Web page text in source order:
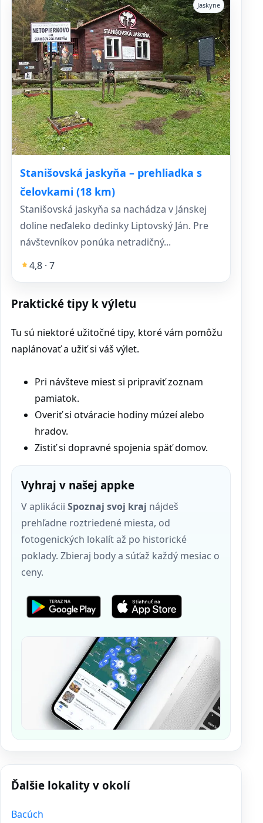
Stanišovská jaskyňa – prehliadka s
čelovkami (18 km)
Jaskyne
Stanišovská jaskyňa sa nachádza v Jánskej
doline neďaleko dedinky Liptovský Ján. Pre
návštevníkov ponúka netradičný...
4,8 · 7
Praktické tipy k výletu
Tu sú niektoré užitočné tipy, ktoré vám pomôžu
naplánovať a užiť si váš výlet.
Pri návšteve miest si pripraviť zoznam
pamiatok.
Overiť si otváracie hodiny múzeí alebo
hradov.
Zistiť si dopravné spojenia späť domov.
Vyhraj v našej appke
V aplikácii Spoznaj svoj kraj nájdeš
prehľadne roztriedené miesta, od
fotogenických lokalít až po historické
poklady. Zbieraj body a súťaž každý mesiac o
ceny.
Ďalšie lokality v okolí
Bacúch